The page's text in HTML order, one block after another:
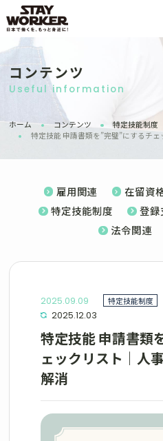
コンテンツ
Useful information
ホーム コンテンツ
特定技能制度
特定技能 申請書類を”完璧”にするチ
雇用関連 在留資
特定技能制度
登録
法令関連
2025.09.09 特定技能制度
2025.12.03
特定技能 申請書類
ェックリスト｜人
解消